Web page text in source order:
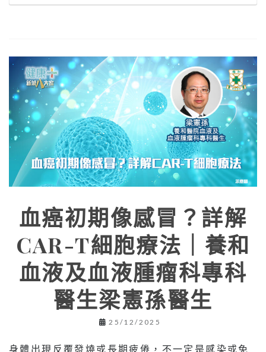
血癌初期像感冒？詳解
CAR-T細胞療法｜養和
血液及血液腫瘤科專科
醫生梁憲孫醫生
25/12/2025
身體出現反覆發燒或長期疲倦，不一定是感染或免